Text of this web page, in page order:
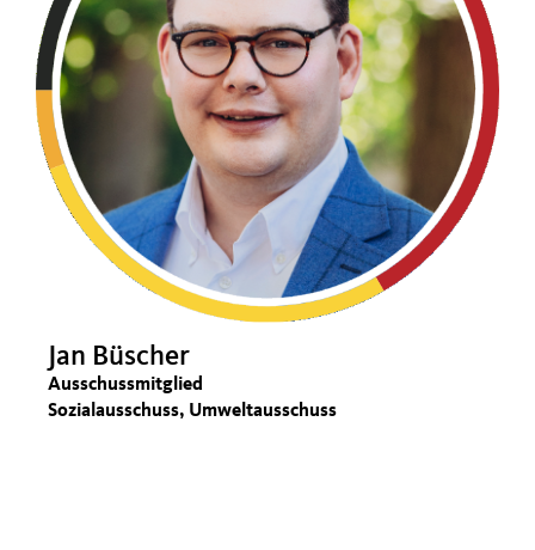
Jan Büscher
Ausschussmitglied
Sozialausschuss, Umweltausschuss